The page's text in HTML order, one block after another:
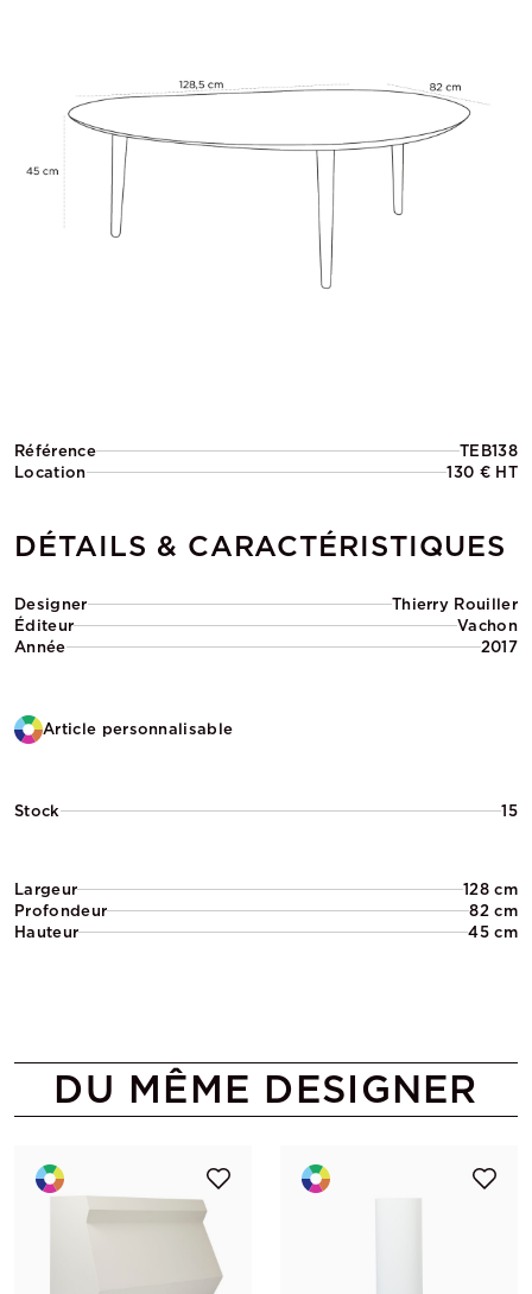
Référence
TEB138
Location
130 € HT
DÉTAILS & CARACTÉRISTIQUES
Designer
Thierry Rouiller
Éditeur
Vachon
Année
2017
Article personnalisable
Stock 15
Largeur
128 cm
Profondeur
82 cm
Hauteur
45 cm
DU MÊME DESIGNER